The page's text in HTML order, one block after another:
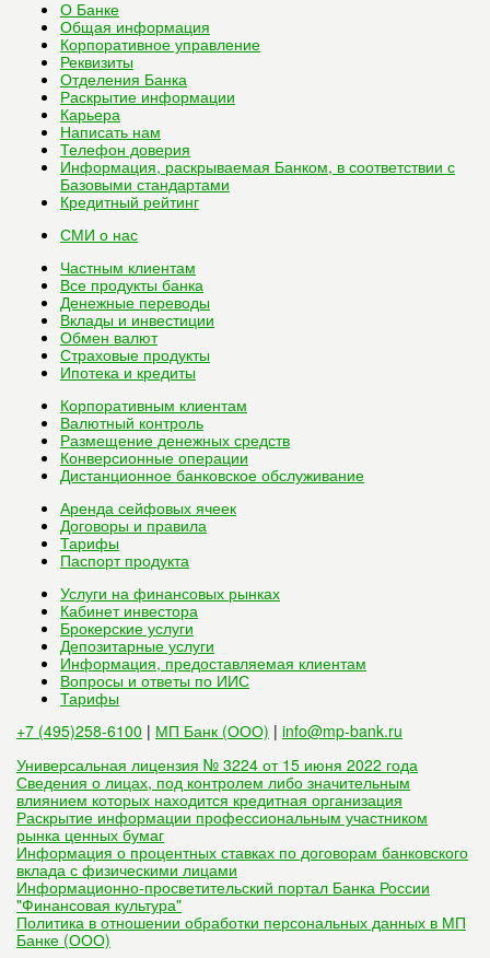
О Банке
Общая информация
Корпоративное управление
Реквизиты
Отделения Банка
Раскрытие информации
Карьера
Написать нам
Телефон доверия
Информация, раскрываемая Банком, в соответствии с
Базовыми стандартами
Кредитный рейтинг
СМИ о нас
Частным клиентам
Все продукты банка
Денежные переводы
Вклады и инвестиции
Обмен валют
Страховые продукты
Ипотека и кредиты
Корпоративным клиентам
Валютный контроль
Размещение денежных средств
Конверсионные операции
Дистанционное банковское обслуживание
Аренда сейфовых ячеек
Договоры и правила
Тарифы
Паспорт продукта
Услуги на финансовых рынках
Кабинет инвестора
Брокерские услуги
Депозитарные услуги
Информация, предоставляемая клиентам
Вопросы и ответы по ИИС
Тарифы
+7 (495)258-6100 | МП Банк (ООО) | info@mp-bank.ru
Универсальная лицензия № 3224 от 15 июня 2022 года
Сведения о лицах, под контролем либо значительным
влиянием которых находится кредитная организация
Раскрытие информации профессиональным участником
рынка ценных бумаг
Информация о процентных ставках по договорам банковского
вклада с физическими лицами
Информационно-просветительский портал Банка России
"Финансовая культура"
Политика в отношении обработки персональных данных в МП
Банке (ООО)